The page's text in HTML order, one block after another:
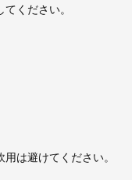
ください。
は避けてください。